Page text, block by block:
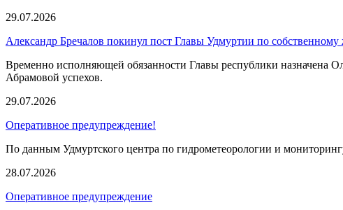
29.07.2026
Александр Бречалов покинул пост Главы Удмуртии по
Временно исполняющей обязанности Главы республики назначена
Абрамовой успехов.
29.07.2026
Оперативное предупреждение!
По данным Удмуртского центра по гидрометеорологии и
28.07.2026
Оперативное предупреждение